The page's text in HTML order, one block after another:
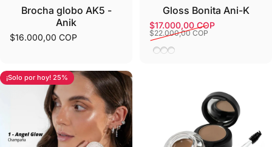
Brocha globo AK5 -
Anik
$16.000,00 COP
Gloss Bonita Ani-K
Precio de oferta
$17.000,00 COP
Precio habitual
$22.000,00 COP
Kim
DivaAngel
¡Solo por hoy! 25%